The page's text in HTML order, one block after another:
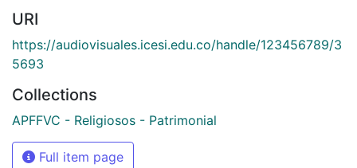
URI
https://audiovisuales.icesi.edu.co/handle/123456789/3
5693
Collections
APFFVC - Religiosos - Patrimonial
Full item page